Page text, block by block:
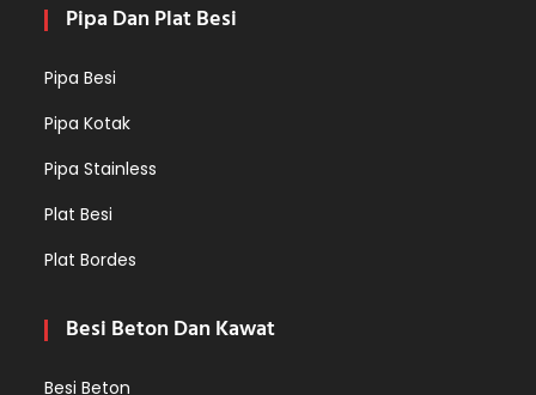
Pipa Dan Plat Besi
Pipa Besi
Pipa Kotak
Pipa Stainless
Plat Besi
Plat Bordes
Besi Beton Dan Kawat
Besi Beton